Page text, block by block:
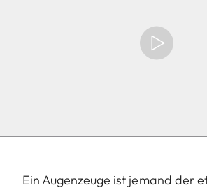
Ein Augenzeuge ist jemand der